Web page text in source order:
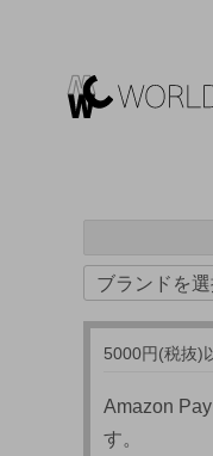
5000円(税抜)
Amazon
す。